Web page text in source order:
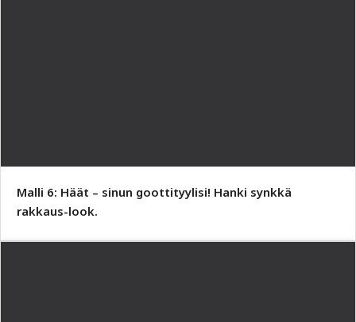
Malli 6: Häät – sinun goottityylisi! Hanki synkkä
rakkaus-look.